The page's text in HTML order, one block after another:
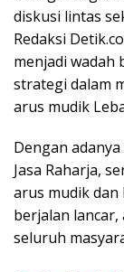
diskusi lintas
Redaksi
menjadi wadah
strategi dalam
arus mudik
Dengan
Jasa Raharja,
arus mudik
berjalan lancar,
seluruh